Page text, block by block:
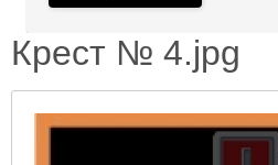
Крест № 4.jpg